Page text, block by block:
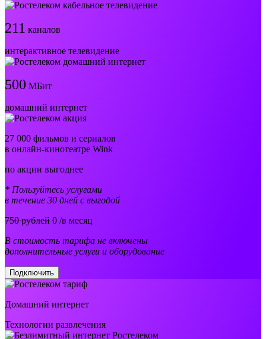
211 каналов
интерактивное телевидение
500 МБит
домашний интернет
27 000 фильмов и сериалов
в онлайн-кинотеатре Wink
по акции выгоднее
* Пользуйтесь услугами
в течение 30 дней с выгодой
750 рублей 0 /в месяц
В стоимость тарифа не включены
дополнительные услуги и оборудование
Подключить
Домашний интернет
Технологии развлечения